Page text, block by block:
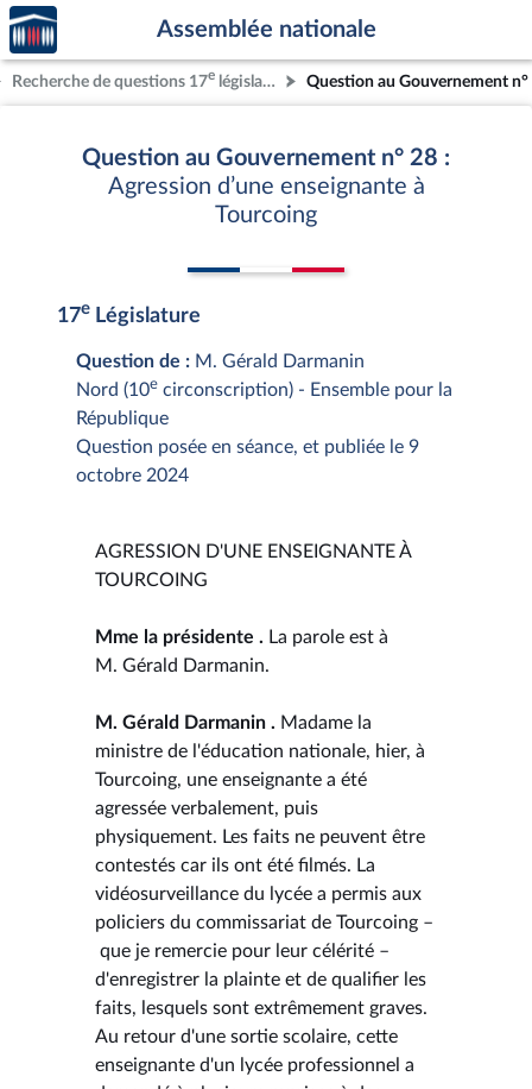
Aller au contenu
Aller en bas de la page
Accèder
à la
page
d'accueil
Assemblée nationale
Recherche de questions 17e législature Question au Gouvernement n°
Question au Gouvernement n° 28 :
Agression d’une enseignante à
Tourcoing
17e Législature
Question de : M. Gérald Darmanin
Nord (10e circonscription) - Ensemble pour la
République
Question posée en séance, et publiée le 9
octobre 2024
AGRESSION D'UNE ENSEIGNANTE À
TOURCOING
Mme la présidente . La parole est à
M. Gérald Darmanin.
M. Gérald Darmanin . Madame la
ministre de l'éducation nationale, hier, à
Tourcoing, une enseignante a été
agressée verbalement, puis
physiquement. Les faits ne peuvent être
contestés car ils ont été filmés. La
vidéosurveillance du lycée a permis aux
policiers du commissariat de Tourcoing –
que je remercie pour leur célérité –
d'enregistrer la plainte et de qualifier les
faits, lesquels sont extrêmement graves.
Au retour d'une sortie scolaire, cette
enseignante d'un lycée professionnel a